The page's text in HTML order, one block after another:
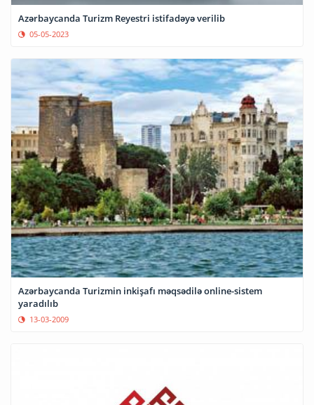
Azərbaycanda Turizm Reyestri istifadəyə verilib
05-05-2023
Azərbaycanda Turizmin inkişafı məqsədilə online-sistem
yaradılıb
13-03-2009